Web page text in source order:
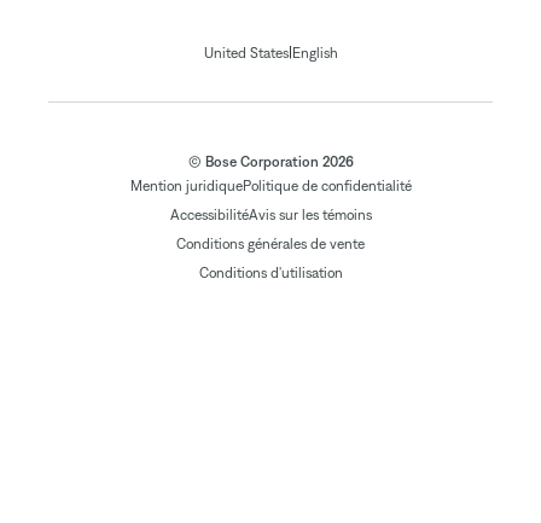
United States| English
© Bose Corporation 2026
Mention juridiquePolitique de confidentialité
AccessibilitéAvis sur les témoins
Conditions générales de vente
Conditions d'utilisation